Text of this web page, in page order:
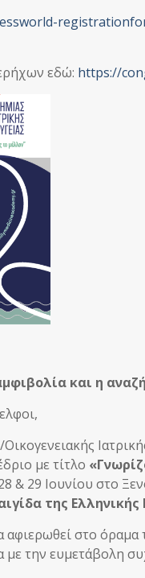
εδώ: https://
και η
με τίτλο
& 29 Ιουνίου στο
της Ελληνικής
αφιερωθεί στο
με την ευμετάβολη